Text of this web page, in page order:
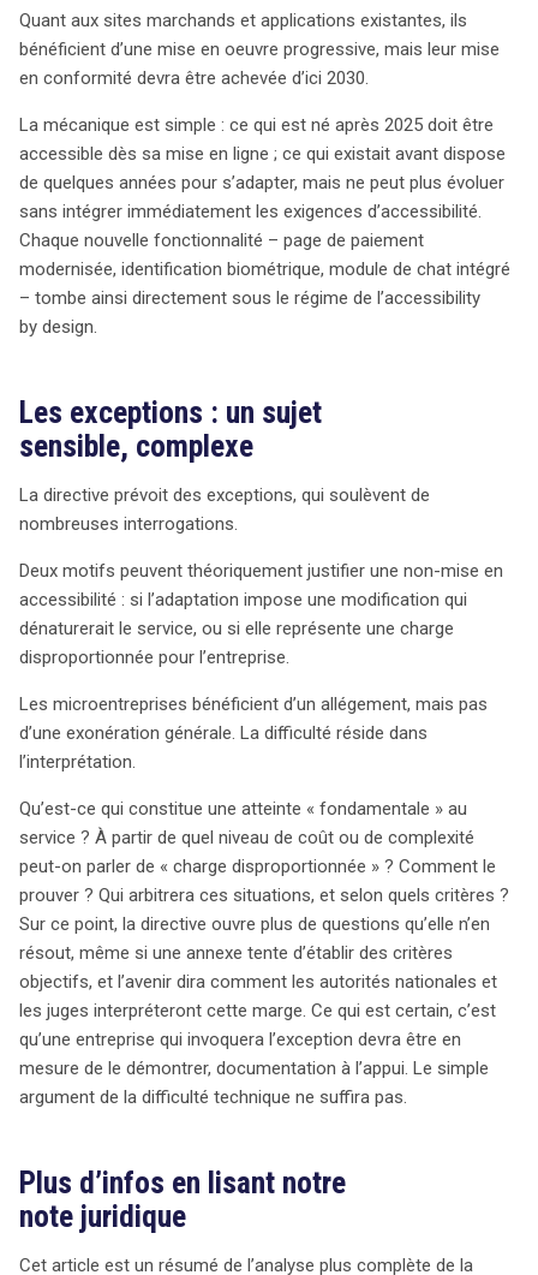
Quant aux sites marchands et applications existantes, ils
bénéficient d’une mise en oeuvre progressive, mais leur mise
en conformité devra être achevée d’ici 2030.
La mécanique est simple : ce qui est né après 2025 doit être
accessible dès sa mise en ligne ; ce qui existait avant dispose
de quelques années pour s’adapter, mais ne peut plus évoluer
sans intégrer immédiatement les exigences d’accessibilité.
Chaque nouvelle fonctionnalité – page de paiement
modernisée, identification biométrique, module de chat intégré
– tombe ainsi directement sous le régime de l’accessibility
by design.
Les exceptions : un sujet
sensible, complexe
La directive prévoit des exceptions, qui soulèvent de
nombreuses interrogations.
Deux motifs peuvent théoriquement justifier une non-mise en
accessibilité : si l’adaptation impose une modification qui
dénaturerait le service, ou si elle représente une charge
disproportionnée pour l’entreprise.
Les microentreprises bénéficient d’un allégement, mais pas
d’une exonération générale. La difficulté réside dans
l’interprétation.
Qu’est-ce qui constitue une atteinte « fondamentale » au
service ? À partir de quel niveau de coût ou de complexité
peut-on parler de « charge disproportionnée » ? Comment le
prouver ? Qui arbitrera ces situations, et selon quels critères ?
Sur ce point, la directive ouvre plus de questions qu’elle n’en
résout, même si une annexe tente d’établir des critères
objectifs, et l’avenir dira comment les autorités nationales et
les juges interpréteront cette marge. Ce qui est certain, c’est
qu’une entreprise qui invoquera l’exception devra être en
mesure de le démontrer, documentation à l’appui. Le simple
argument de la difficulté technique ne suffira pas.
Plus d’infos en lisant notre
note juridique
Cet article est un résumé de l’analyse plus complète de la